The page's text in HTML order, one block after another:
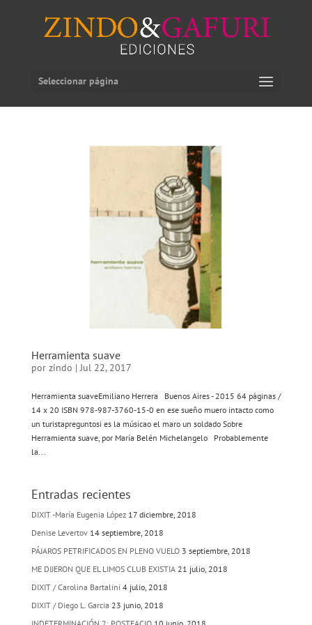
Seleccionar página
Herramienta suave
por zindo | Jul 22, 2017
Herramienta suaveEmiliano Herrera Buenos Aires - 2015 64 páginas /
14 x 20 ISBN 978-987-3760-15-0 en ese sueño muero intacto como
un turistapreguntosi es la músicao el maro un soldado Sobre
Herramienta suave, por María Belén Michelangelo Probablemente
la...
Entradas recientes
DIXIT -María Eugenia López 17 diciembre, 2018
Denise Levertov 14 septiembre, 2018
PÁJAROS PETRIFICADOS EN PLENO VUELO 3 septiembre, 2018
ME DIJERON QUE EL LIMOS CLUB EXISTIA 21 julio, 2018
DIXIT / Carolina Bartalini 4 julio, 2018
DIXIT / Diego L. Garcia 23 junio, 2018